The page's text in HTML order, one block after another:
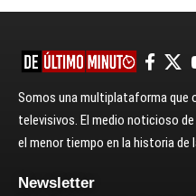
Somos una multiplataforma
televisivos. El medio noticioso
el menor tiempo en la historia de
Newsletter